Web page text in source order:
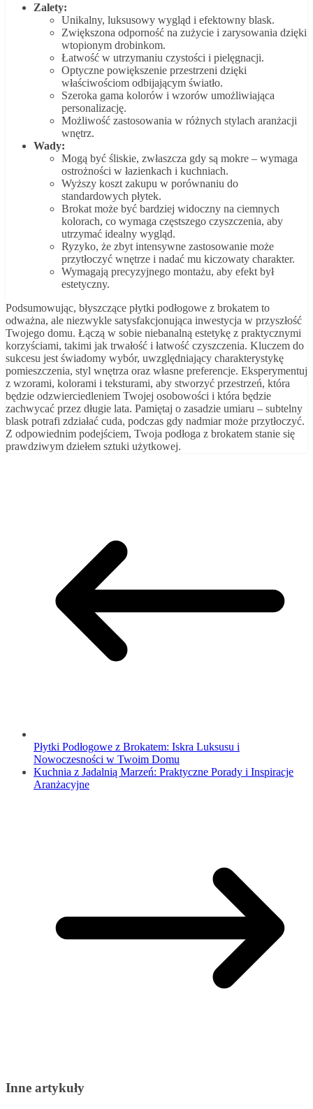
Zalety:
Unikalny, luksusowy wygląd i efektowny blask.
Zwiększona odporność na zużycie i zarysowania dzięki
wtopionym drobinkom.
Łatwość w utrzymaniu czystości i pielęgnacji.
Optyczne powiększenie przestrzeni dzięki
właściwościom odbijającym światło.
Szeroka gama kolorów i wzorów umożliwiająca
personalizację.
Możliwość zastosowania w różnych stylach aranżacji
wnętrz.
Wady:
Mogą być śliskie, zwłaszcza gdy są mokre – wymaga
ostrożności w łazienkach i kuchniach.
Wyższy koszt zakupu w porównaniu do
standardowych płytek.
Brokat może być bardziej widoczny na ciemnych
kolorach, co wymaga częstszego czyszczenia, aby
utrzymać idealny wygląd.
Ryzyko, że zbyt intensywne zastosowanie może
przytłoczyć wnętrze i nadać mu kiczowaty charakter.
Wymagają precyzyjnego montażu, aby efekt był
estetyczny.
Podsumowując, błyszczące płytki podłogowe z brokatem to
odważna, ale niezwykle satysfakcjonująca inwestycja w przyszłość
Twojego domu. Łączą w sobie niebanalną estetykę z praktycznymi
korzyściami, takimi jak trwałość i łatwość czyszczenia. Kluczem do
sukcesu jest świadomy wybór, uwzględniający charakterystykę
pomieszczenia, styl wnętrza oraz własne preferencje. Eksperymentuj
z wzorami, kolorami i teksturami, aby stworzyć przestrzeń, która
będzie odzwierciedleniem Twojej osobowości i która będzie
zachwycać przez długie lata. Pamiętaj o zasadzie umiaru – subtelny
blask potrafi zdziałać cuda, podczas gdy nadmiar może przytłoczyć.
Z odpowiednim podejściem, Twoja podłoga z brokatem stanie się
prawdziwym dziełem sztuki użytkowej.
Płytki Podłogowe z Brokatem: Iskra Luksusu i
Nowoczesności w Twoim Domu
Kuchnia z Jadalnią Marzeń: Praktyczne Porady i Inspiracje
Aranżacyjne
Inne artykuły